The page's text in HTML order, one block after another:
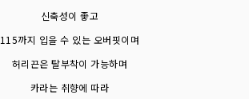
신축성이 좋고
115까지 입을 수 있는 오버핏이며
허리끈은 탈부착이 가능하며
카라는 취향에 따라